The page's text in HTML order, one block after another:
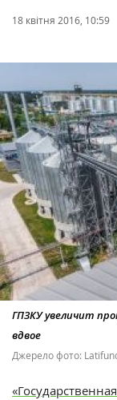
18 квітня 2016, 10:59
ГПЗКУ увеличит
вдвое
Джерело фото: